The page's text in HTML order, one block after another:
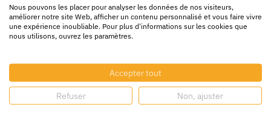
Pochette bulle & mousse
Papier bulle & rouleau mousse
Adhésif & feuillard
Film étirable & palette bois
Nous pouvons les placer pour analyser les données de nos visiteurs,
améliorer notre site Web, afficher un contenu personnalisé et vous faire vivre
une expérience inoubliable. Pour plus d'informations sur les cookies que
nous utilisons, ouvrez les paramètres.
Accepter tout
Refuser Non, ajuster